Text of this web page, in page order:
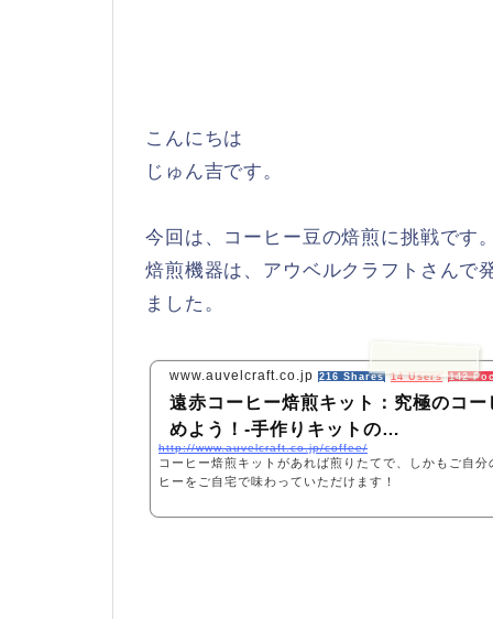
こんにちは
じゅん吉です。
今回は、コーヒー豆の焙煎に挑戦です
焙煎機器は、アウベルクラフトさんで
ました。
www.auvelcraft.co.jp 216 Shares 14 Users 142
遠赤コーヒー焙煎キット：究極のコ
めよう！-手作りキットの…
http://www.auvelcraft.co.jp/coffee/
コーヒー焙煎キットがあれば煎りたてで、しかもご自
ヒーをご自宅で味わっていただけます！